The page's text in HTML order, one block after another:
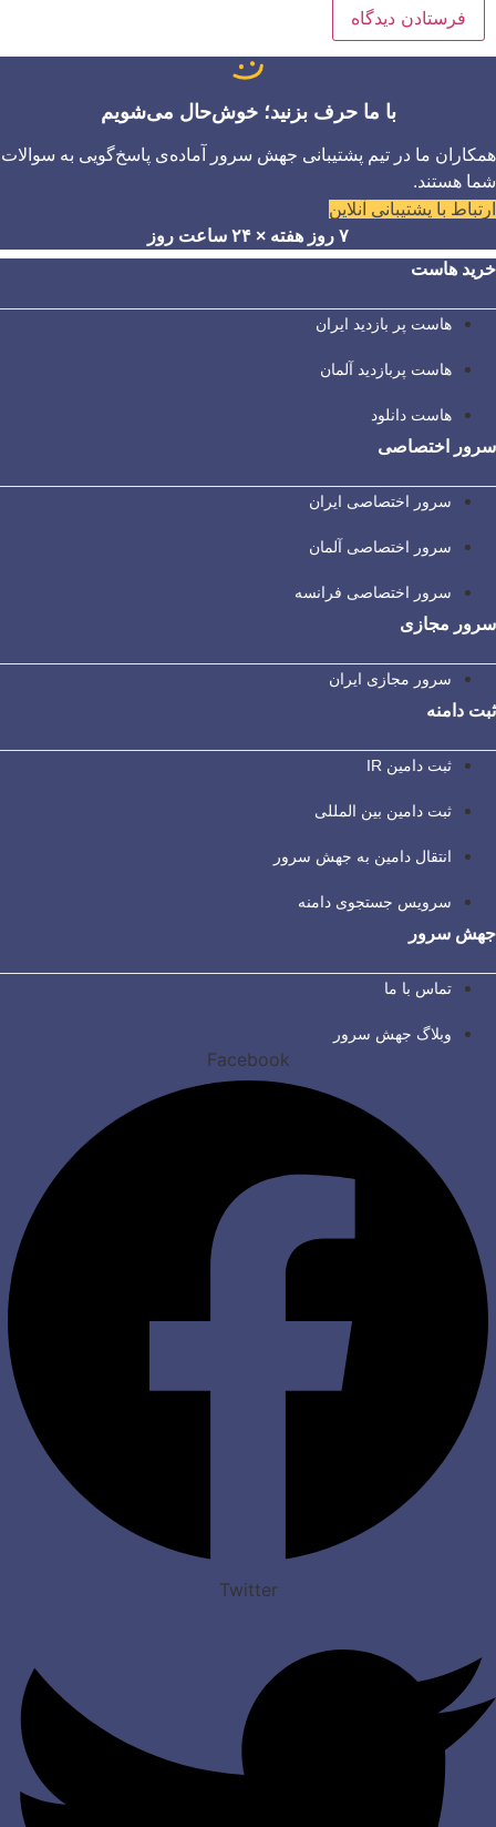
با ما حرف بزنید؛ خوش‌حال می‌شویم
همکاران ما در تیم پشتیبانی جهش سرور آماده‌ی پاسخ‌گویی به سوالات
شما هستند.
ارتباط با پشتیبانی آنلاین
۷ روز هفته × ۲۴ ساعت روز
خرید هاست
هاست پر بازدید ایران
هاست پربازدید آلمان
هاست دانلود
سرور اختصاصی
سرور اختصاصی ایران
سرور اختصاصی آلمان
سرور اختصاصی فرانسه
سرور مجازی
سرور مجازی ایران
ثبت دامنه
ثبت دامین IR
ثبت دامین بین المللی
انتقال دامین به جهش سرور
سرویس جستجوی دامنه
جهش سرور
تماس با ما
وبلاگ جهش سرور
Facebook
Twitter